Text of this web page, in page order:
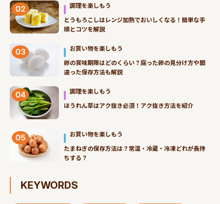
02
調理を楽しもう
とうもろこしはレンジ加熱でおいしくなる！簡単な手
順とコツを解説
03
お買い物を楽しもう
卵の賞味期限はどのくらい？腐った卵の見分け方や間
違った保存方法も解説
04
調理を楽しもう
ほうれん草はアク抜き必須！アク抜き方法を紹介
05
お買い物を楽しもう
たまねぎの保存方法は？常温・冷蔵・冷凍どれが長持
ちする？
KEYWORDS